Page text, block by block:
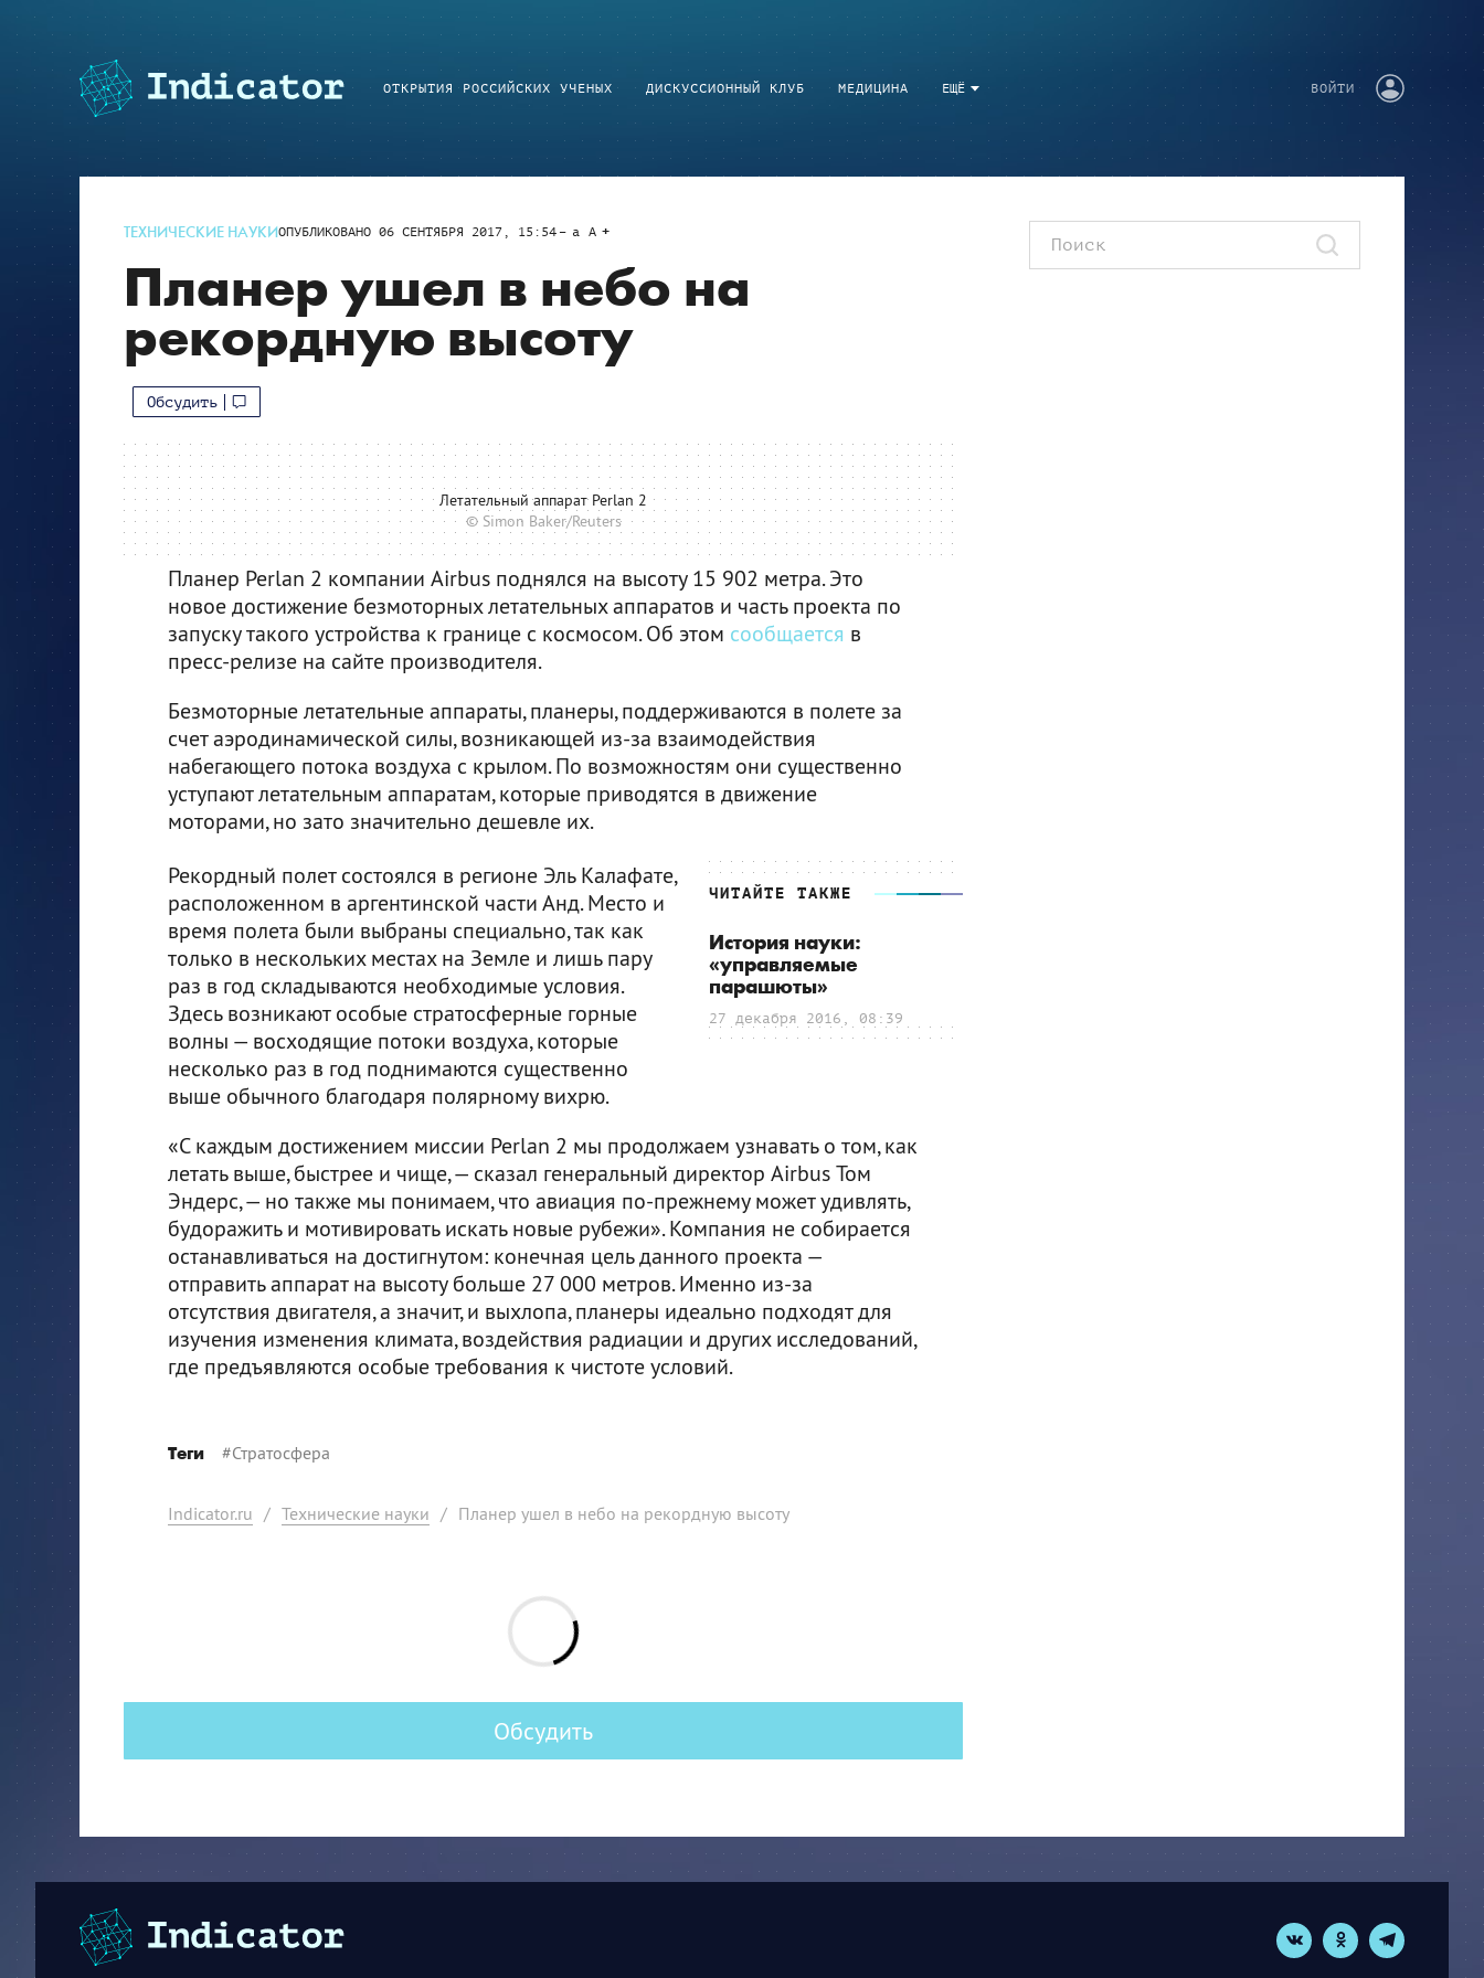
ЕЩЁ
ОТКРЫТИЯ РОССИЙСКИХ УЧЕНЫХ ДИСКУССИОННЫЙ КЛУБ МЕДИЦИНА ВОЙТИ
ТЕХНИЧЕСКИЕ НАУКИОПУБЛИКОВАНО 06 СЕНТЯБРЯ 2017, 15:54 a A
Планер ушел в небо на
рекордную высоту
Обсудить
Летательный аппарат Perlan 2
© Simon Baker/Reuters
Планер Perlan 2 компании Airbus поднялся на высоту 15 902 метра. Это
новое достижение безмоторных летательных аппаратов и часть проекта по
запуску такого устройства к границе с космосом. Об этом сообщается в
пресс-релизе на сайте производителя.
Безмоторные летательные аппараты, планеры, поддерживаются в полете за
счет аэродинамической силы, возникающей из-за взаимодействия
набегающего потока воздуха с крылом. По возможностям они существенно
уступают летательным аппаратам, которые приводятся в движение
моторами, но зато значительно дешевле их.
ЧИТАЙТЕ ТАКЖЕ
История науки:
«управляемые
парашюты»
27 декабря 2016, 08:39
Рекордный полет состоялся в регионе Эль Калафате,
расположенном в аргентинской части Анд. Место и
время полета были выбраны специально, так как
только в нескольких местах на Земле и лишь пару
раз в год складываются необходимые условия.
Здесь возникают особые стратосферные горные
волны — восходящие потоки воздуха, которые
несколько раз в год поднимаются существенно
выше обычного благодаря полярному вихрю.
«С каждым достижением миссии Perlan 2 мы продолжаем узнавать о том, как
летать выше, быстрее и чище, — сказал генеральный директор Airbus Том
Эндерс, — но также мы понимаем, что авиация по-прежнему может удивлять,
будоражить и мотивировать искать новые рубежи». Компания не собирается
останавливаться на достигнутом: конечная цель данного проекта —
отправить аппарат на высоту больше 27 000 метров. Именно из-за
отсутствия двигателя, а значит, и выхлопа, планеры идеально подходят для
изучения изменения климата, воздействия радиации и других исследований,
где предъявляются особые требования к чистоте условий.
Теги #Стратосфера
Indicator.ru / Технические науки / Планер ушел в небо на рекордную высоту
Обсудить